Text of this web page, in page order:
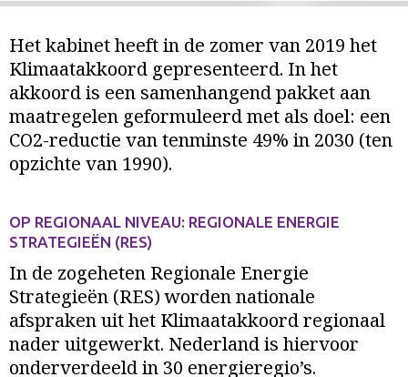
Het kabinet heeft in de zomer van 2019 het
Klimaatakkoord gepresenteerd. In het
akkoord is een samenhangend pakket aan
maatregelen geformuleerd met als doel: een
CO2-reductie van tenminste 49% in 2030 (ten
opzichte van 1990).
OP REGIONAAL NIVEAU: REGIONALE ENERGIE
STRATEGIEËN (RES)
In de zogeheten Regionale Energie
Strategieën (RES) worden nationale
afspraken uit het Klimaatakkoord regionaal
nader uitgewerkt. Nederland is hiervoor
onderverdeeld in 30 energieregio’s.